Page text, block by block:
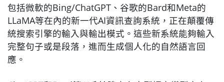
包括微軟的Bing/ChatGPT、谷歌的Bard和Meta的
LLaMA等在內的新一代AI資訊查詢系統，正在顛覆傳
統搜索引擎的輸入與輸出模式。這些新系統能夠輸入
完整句子或是段落，進而生成個人化的自然語言回
應。